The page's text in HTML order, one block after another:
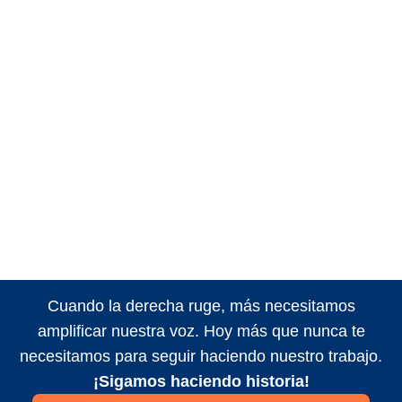
Cuando la derecha ruge, más necesitamos
amplificar nuestra voz. Hoy más que nunca te
necesitamos para seguir haciendo nuestro trabajo.
¡Sigamos haciendo historia!